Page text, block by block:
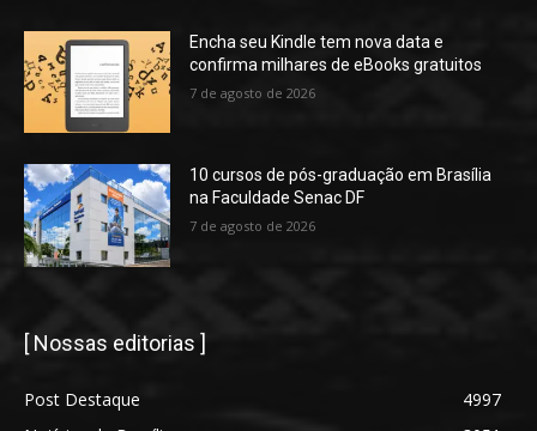
Encha seu Kindle tem nova data e
confirma milhares de eBooks gratuitos
7 de agosto de 2026
10 cursos de pós-graduação em Brasília
na Faculdade Senac DF
7 de agosto de 2026
[ Nossas editorias ]
Post Destaque
4997